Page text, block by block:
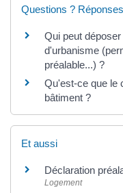
Questions ?
Qui peut
d'urbanisme
préalable...) ?
Qu'est-ce que le
bâtiment ?
Et aussi
Déclaration
Logement